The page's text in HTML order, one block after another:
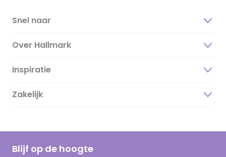
Snel naar
Over Hallmark
Over ons
Duurzaamheid
Hallmark Kaartclub
Inspiratie
Magazine
Cadeau inspiratie
Kaartinspiratie
Zakelijk
Blijf op de hoogte